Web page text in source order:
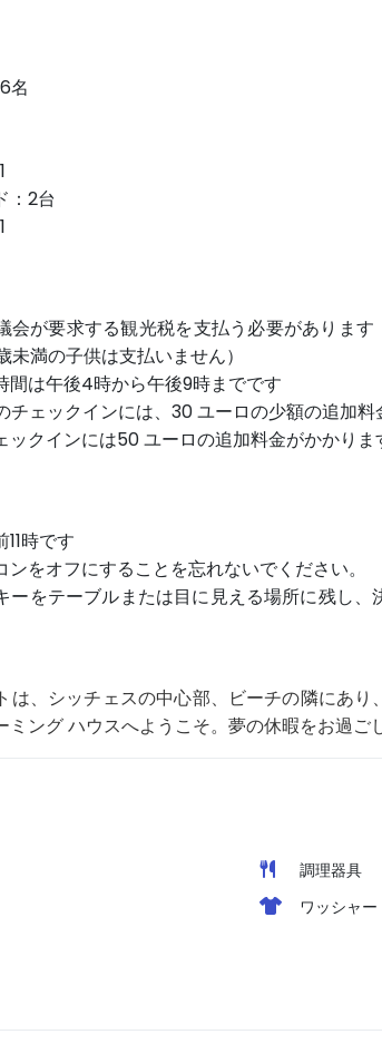
名
：2台
会が要求する観光税を支払う必要があります
未満の子供は支払いません）
間は午後4時から午後9時までです
チェックインには、30 ユーロの少額の追加料
ックインには50 ユーロの追加料金がかかりま
時です
ンをオフにすることを忘れないでください。
ーをテーブルまたは目に見える場所に残し、
は、シッチェスの中心部、ビーチの隣にあ
ミング ハウスへようこそ。夢の休暇をお過ご
調理器具
ワッシャー